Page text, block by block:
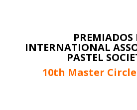
PREMIADOS
INTERNATIONAL
PASTEL
10th Master